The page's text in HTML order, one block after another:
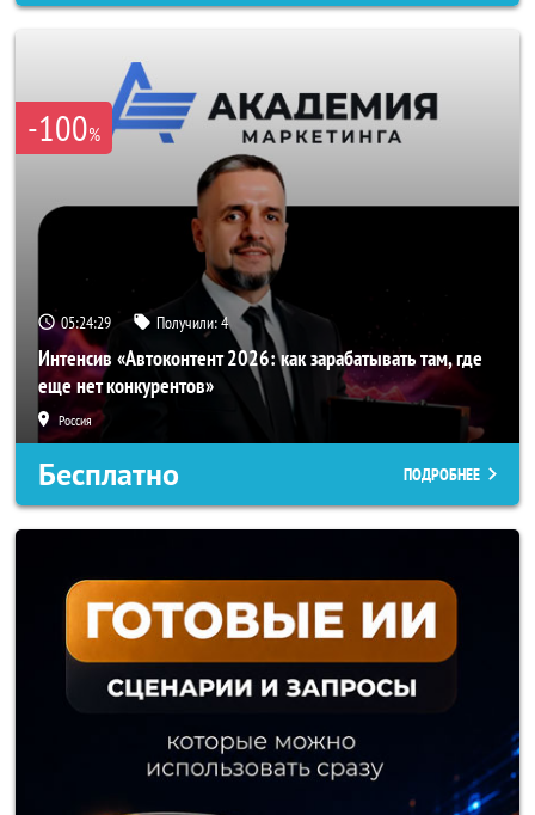
-100%
05:24:25 Получили:4
Интенсив «Автоконтент 2026: как зарабатывать там, где
еще нет конкурентов»
Россия
Бесплатно ПОДРОБНЕЕ